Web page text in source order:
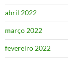
abril 2022
março 2022
fevereiro 2022